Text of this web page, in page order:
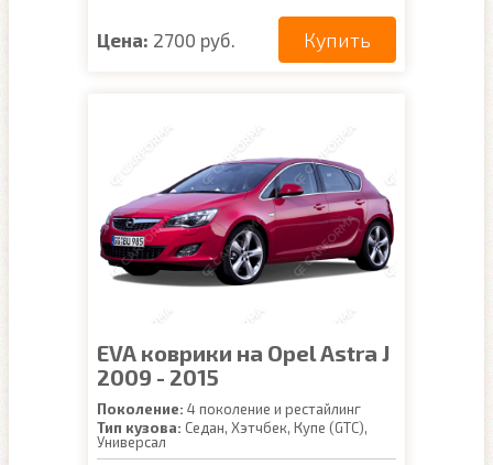
Цена: 2700 руб. Купить
EVA коврики на Opel Astra J
2009 - 2015
Поколение: 4 поколение и рестайлинг
Тип кузова: Седан, Хэтчбек, Купе (GTC),
Универсал